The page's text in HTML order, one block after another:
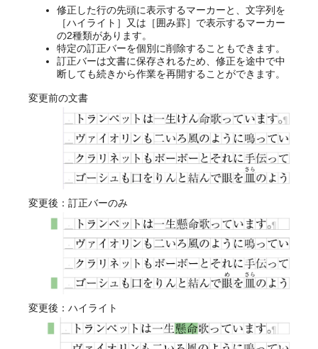
修正した行の先頭に表示するマーカーと、文字列を
［ハイライト］又は［囲み罫］で表示するマーカー
の2種類があります。
特定の訂正バーを個別に削除することもできます。
訂正バーは文書に保存されるため、修正を途中で中
断しても続きから作業を再開することができます。
変更前の文書
変更後：訂正バーのみ
変更後：ハイライト